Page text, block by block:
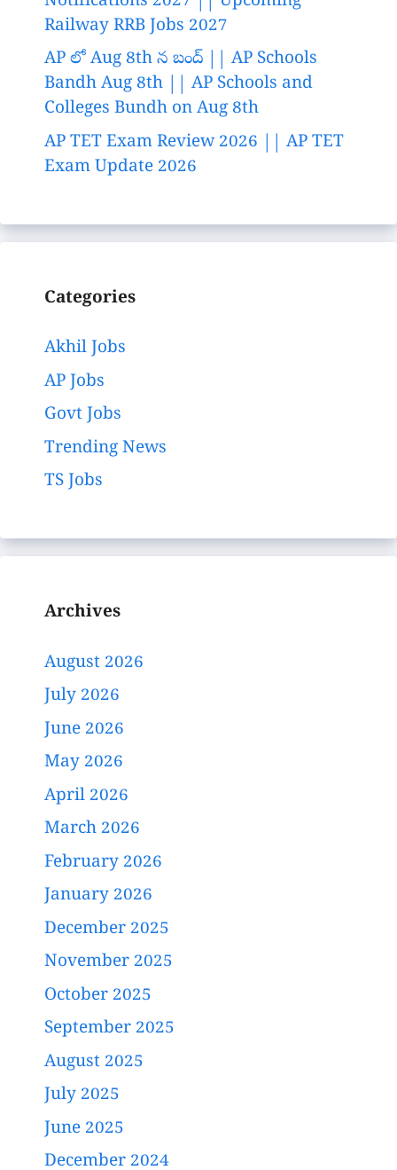
Railway RRB Jobs 2027
AP లో Aug 8th న బంద్ || AP Schools
Bandh Aug 8th || AP Schools and
Colleges Bundh on Aug 8th
AP TET Exam Review 2026 || AP TET
Exam Update 2026
Categories
Akhil Jobs
AP Jobs
Govt Jobs
Trending News
TS Jobs
Archives
August 2026
July 2026
June 2026
May 2026
April 2026
March 2026
February 2026
January 2026
December 2025
November 2025
October 2025
September 2025
August 2025
July 2025
June 2025
December 2024